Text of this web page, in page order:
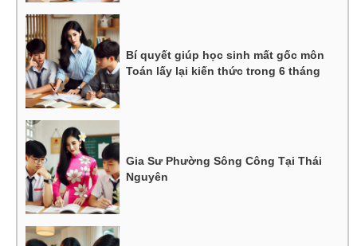
Bí quyết giúp học sinh mất gốc môn
Toán lấy lại kiến thức trong 6 tháng
Gia Sư Phường Sông Công Tại Thái
Nguyên